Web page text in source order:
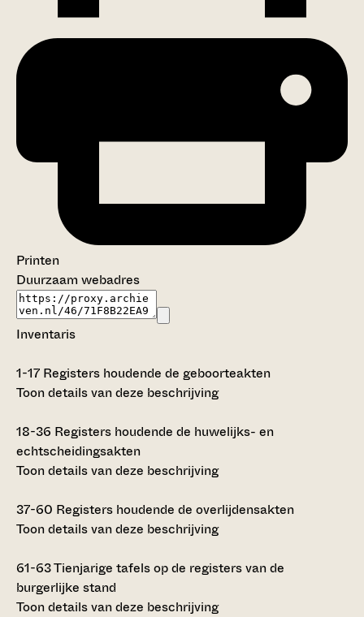
Printen
Duurzaam webadres
Inventaris
1-17 Registers houdende de geboorteakten
Toon details van deze beschrijving
18-36 Registers houdende de huwelijks- en
echtscheidingsakten
Toon details van deze beschrijving
37-60 Registers houdende de overlijdensakten
Toon details van deze beschrijving
61-63Tienjarige tafels op de registers van de
burgerlijke stand
Toon details van deze beschrijving